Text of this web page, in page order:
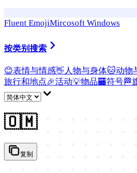
Fluent EmojiMircosoft Windows
按类别搜索
😊表情与情感👋 人物与身体🐱动物
旅行和地点🎉活动💡物品🏧符号🏁
🇴🇲
复制